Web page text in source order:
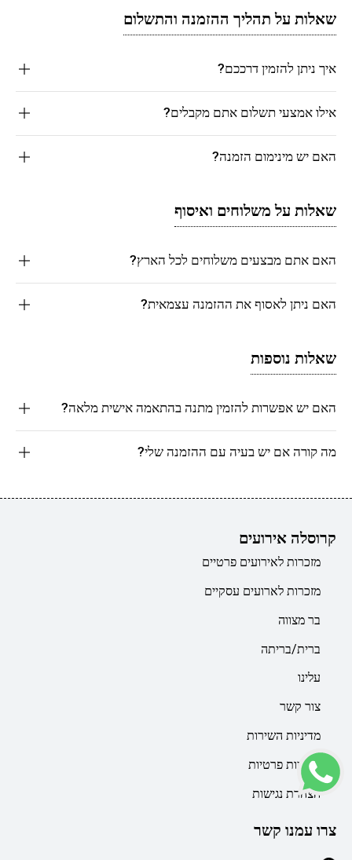
שאלות על תהליך ההזמנה והתשלום
איך ניתן להזמין דרככם?
אילו אמצעי תשלום אתם מקבלים?
האם יש מינימום הזמנה?
שאלות על משלוחים ואיסוף
האם אתם מבצעים משלוחים לכל הארץ?
האם ניתן לאסוף את ההזמנה עצמאית?
שאלות נוספות
האם יש אפשרות להזמין מתנה בהתאמה אישית מלאה?
מה קורה אם יש בעיה עם ההזמנה שלי?
קרוסלה אירועים
מזכרות לאירועים פרטיים
מזכרות לארועים עסקיים
בר מצווה
ברית/בריתה
עלינו
צור קשר
מדיניות השירות
מדיניות פרטיות
הצהרת נגישות
צרו עמנו קשר